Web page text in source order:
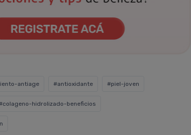
antiage #antioxidante #piel-joven
hidrolizado-beneficios